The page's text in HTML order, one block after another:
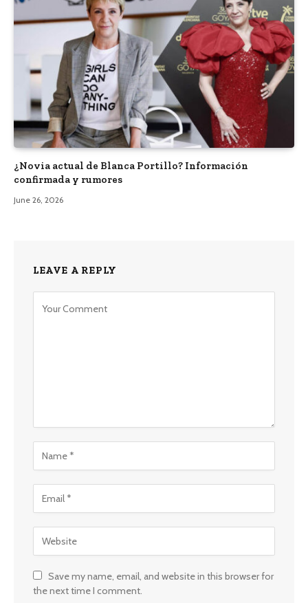
¿Novia actual de Blanca Portillo? Información
confirmada y rumores
June 26, 2026
LEAVE A REPLY
Save my name, email, and website in this browser for
the next time I comment.